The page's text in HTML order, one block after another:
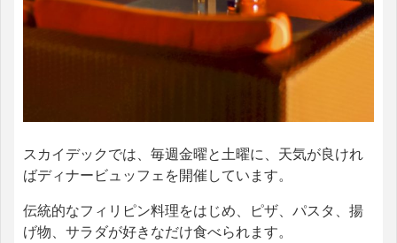
スカイデックでは、毎週金曜と土曜に、天気が良けれ
ばディナービュッフェを開催しています。
伝統的なフィリピン料理をはじめ、ピザ、パスタ、揚
げ物、サラダが好きなだけ食べられます。